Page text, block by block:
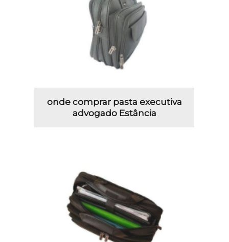
onde comprar pasta executiva
advogado Estância